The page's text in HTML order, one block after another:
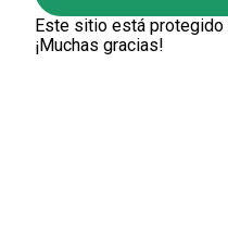
Este sitio está protegido
¡Muchas gracias!